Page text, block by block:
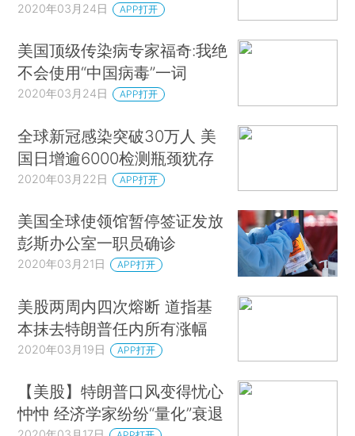
2020年03月24日 APP打开
美国顶级传染病专家福奇:我绝
不会使用“中国病毒”一词
2020年03月24日 APP打开
全球新冠感染突破30万人 美
国日增逾6000检测瓶颈犹存
2020年03月22日 APP打开
美国全球使领馆暂停签证发放
彭斯办公室一职员确诊
2020年03月21日 APP打开
美股两周内四次熔断 道指基
本抹去特朗普任内所有涨幅
2020年03月19日 APP打开
【美股】特朗普口风变得忧心
忡忡 经济学家纷纷“量化”衰退